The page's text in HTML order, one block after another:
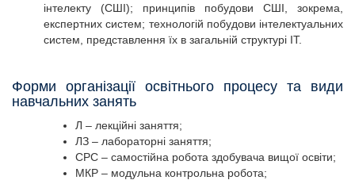
інтелекту (СШІ); принципів побудови СШІ, зокрема,
експертних систем; технологій побудови інтелектуальних
систем, представлення їх в загальній структурі ІТ.
Форми організації освітнього процесу та види
навчальних занять
Л – лекційні заняття;
ЛЗ – лабораторні заняття;
СРС – самостійна робота здобувача вищої освіти;
МКР – модульна контрольна робота;